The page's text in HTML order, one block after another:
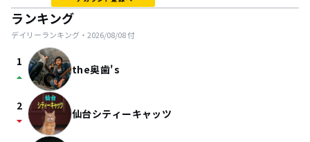
ランキング
デイリーランキング・ 2026/08/08付
1
arrow_drop_up the奥歯's
2
arrow_drop_down 仙台シティーキャッツ